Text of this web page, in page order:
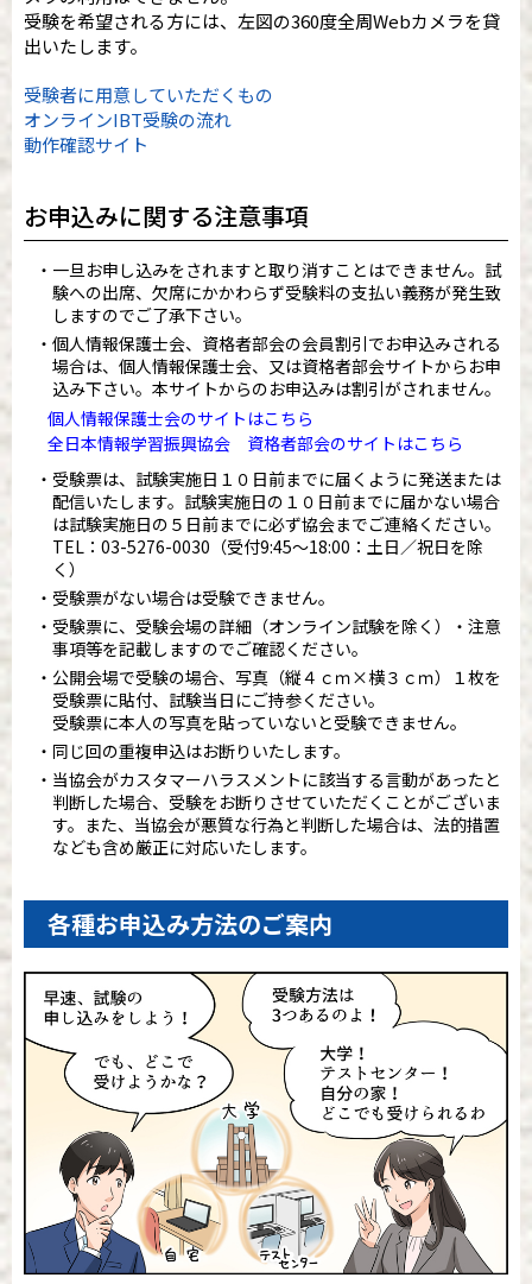
受験を希望される方には、左図の360度全周Webカメラを貸
出いたします。
受験者に用意していただくもの
オンラインIBT受験の流れ
動作確認サイト
お申込みに関する注意事項
一旦お申し込みをされますと取り消すことはできません。試
験への出席、欠席にかかわらず受験料の支払い義務が発生致
しますのでご了承下さい。
個人情報保護士会、資格者部会の会員割引でお申込みされる
場合は、個人情報保護士会、又は資格者部会サイトからお申
込み下さい。本サイトからのお申込みは割引がされません。
個人情報保護士会のサイトはこちら
全日本情報学習振興協会 資格者部会のサイトはこちら
受験票は、試験実施日１０日前までに届くように発送または
配信いたします。試験実施日の１０日前までに届かない場合
は試験実施日の５日前までに必ず協会までご連絡ください。
TEL： 03-5276-0030 （受付9:45～18:00：土日／祝日を除
く）
受験票がない場合は受験できません。
受験票に、受験会場の詳細（オンライン試験を除く）・注意
事項等を記載しますのでご確認ください。
公開会場で受験の場合、写真（縦４ｃｍ×横３ｃｍ）１枚を
受験票に貼付、試験当日にご持参ください。
受験票に本人の写真を貼っていないと受験できません。
同じ回の重複申込はお断りいたします。
当協会がカスタマーハラスメントに該当する言動があったと
判断した場合、受験をお断りさせていただくことがございま
す。また、当協会が悪質な行為と判断した場合は、法的措置
なども含め厳正に対応いたします。
各種お申込み方法のご案内